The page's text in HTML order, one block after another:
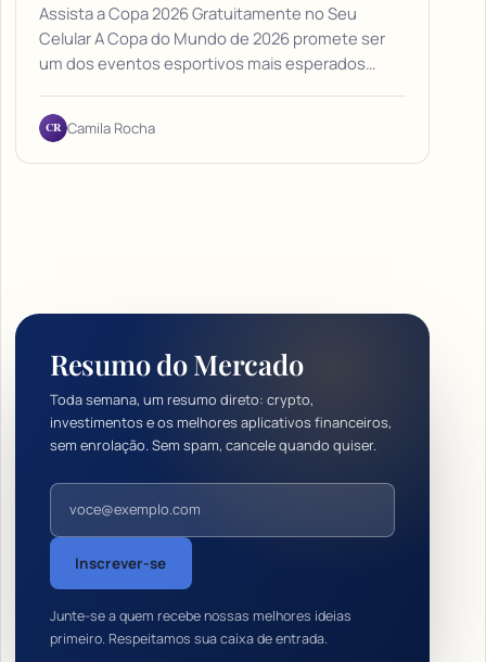
Assista a Copa 2026 Gratuitamente no Seu
Celular A Copa do Mundo de 2026 promete ser
um dos eventos esportivos mais esperados…
CR Camila Rocha
Resumo do Mercado
Toda semana, um resumo direto: crypto,
investimentos e os melhores aplicativos financeiros,
sem enrolação. Sem spam, cancele quando quiser.
Endereço de e-mail
Inscrever-se
Junte-se a quem recebe nossas melhores ideias
primeiro. Respeitamos sua caixa de entrada.